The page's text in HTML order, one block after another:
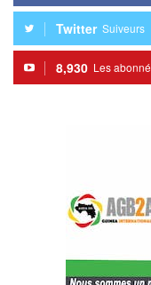
Twitter Suiveurs
8,930 Les